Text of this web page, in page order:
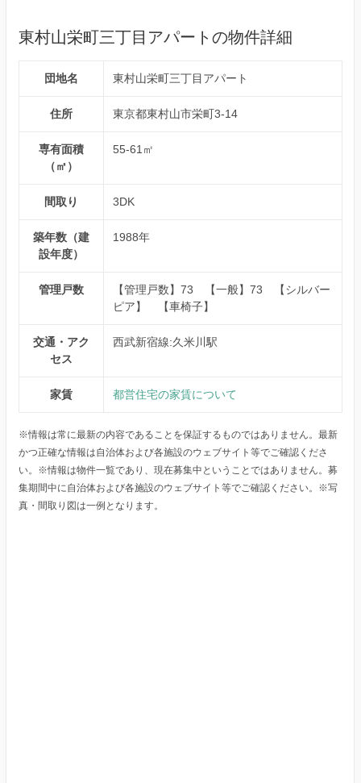
東村山栄町三丁目アパートの物件詳細
団地名 東村山栄町三丁目アパート
住所 東京都東村山市栄町3-14
専有面積
（㎡）
55-61㎡
間取り 3DK
築年数（建
設年度）
1988年
管理戸数
【管理戸数】73 【一般】73 【シルバー
ピア】 【車椅子】
交通・アク
セス
西武新宿線:久米川駅
家賃 都営住宅の家賃について
※情報は常に最新の内容であることを保証するものではありません。最新
かつ正確な情報は自治体および各施設のウェブサイト等でご確認くださ
い。※情報は物件一覧であり、現在募集中ということではありません。募
集期間中に自治体および各施設のウェブサイト等でご確認ください。※写
真・間取り図は一例となります。